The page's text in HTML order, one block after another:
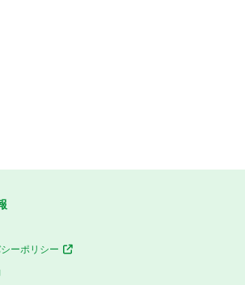
ーポリシー